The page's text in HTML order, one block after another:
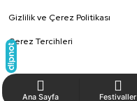
Gizlilik ve Çerez Politikası
Çerez Tercihleri
Ana Sayfa Festivaller